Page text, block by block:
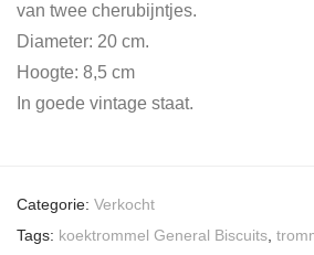
van twee cherubijntjes.
Diameter: 20 cm.
Hoogte: 8,5 cm
In goede vintage staat.
Categorie: Verkocht
Tags: koektrommel General Biscuits